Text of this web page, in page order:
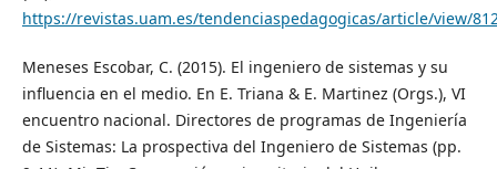
https://revistas.uam.es/tendenciaspedagogicas/article/view/
Meneses Escobar, C. (2015). El ingeniero de sistemas y su
influencia en el medio. En E. Triana & E. Martinez (Orgs.), VI
encuentro nacional. Directores de programas de Ingeniería
de Sistemas: La prospectiva del Ingeniero de Sistemas (pp.